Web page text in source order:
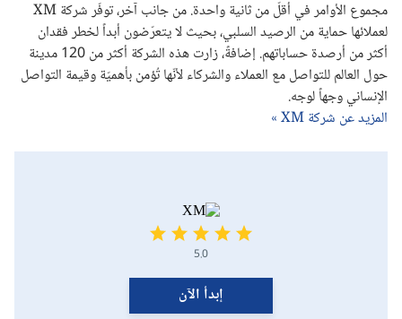
مجموع الأوامر في أقلّ من ثانية واحدة. من جانب آخر، توفّر شركة XM
لعملائها حماية من الرصيد السلبي، بحيث لا يتعرّضون أبداً لخطر فقدان
أكثر من أرصدة حساباتهم. إضافةً، زارت هذه الشركة أكثر من 120 مدينة
حول العالم للتواصل مع العملاء والشركاء لأنّها تُؤمن بأهميّة وقيمة التواصل
الإنساني وجهاً لوجه.
المزيد عن شركة XM »
5.0
إبدأ الآن